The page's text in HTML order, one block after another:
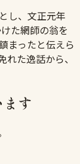
し、文正元年
た網師の翁を
まったと伝えら
た逸話から、
す